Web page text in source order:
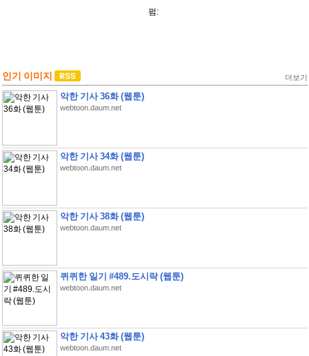
펌:
인기 이미지 더보기
악한 기사 36화 (웹툰)
webtoon.daum.net
악한 기사 34화 (웹툰)
webtoon.daum.net
악한 기사 38화 (웹툰)
webtoon.daum.net
퀴퀴한 일기 #489.도시락 (웹툰)
webtoon.daum.net
악한 기사 43화 (웹툰)
webtoon.daum.net